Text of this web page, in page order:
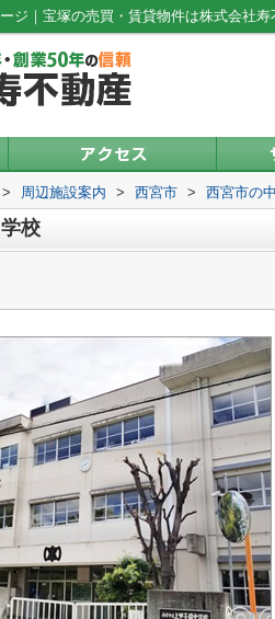
ジ｜宝塚の売買・賃貸物件は株式会社寿
> 周辺施設案内 > 西宮市 > 西宮市の
校